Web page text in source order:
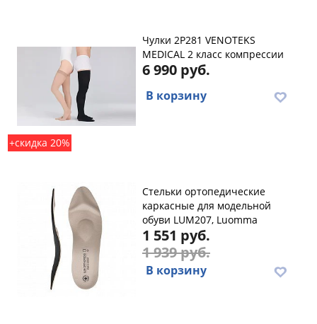
+скидка 20%
Чулки 2P281 VENOTEKS
MEDICAL 2 класс компрессии
6 990 руб.
В корзину
Стельки ортопедические
каркасные для модельной
обуви LUM207, Luomma
1 551 руб.
1 939 руб.
В корзину